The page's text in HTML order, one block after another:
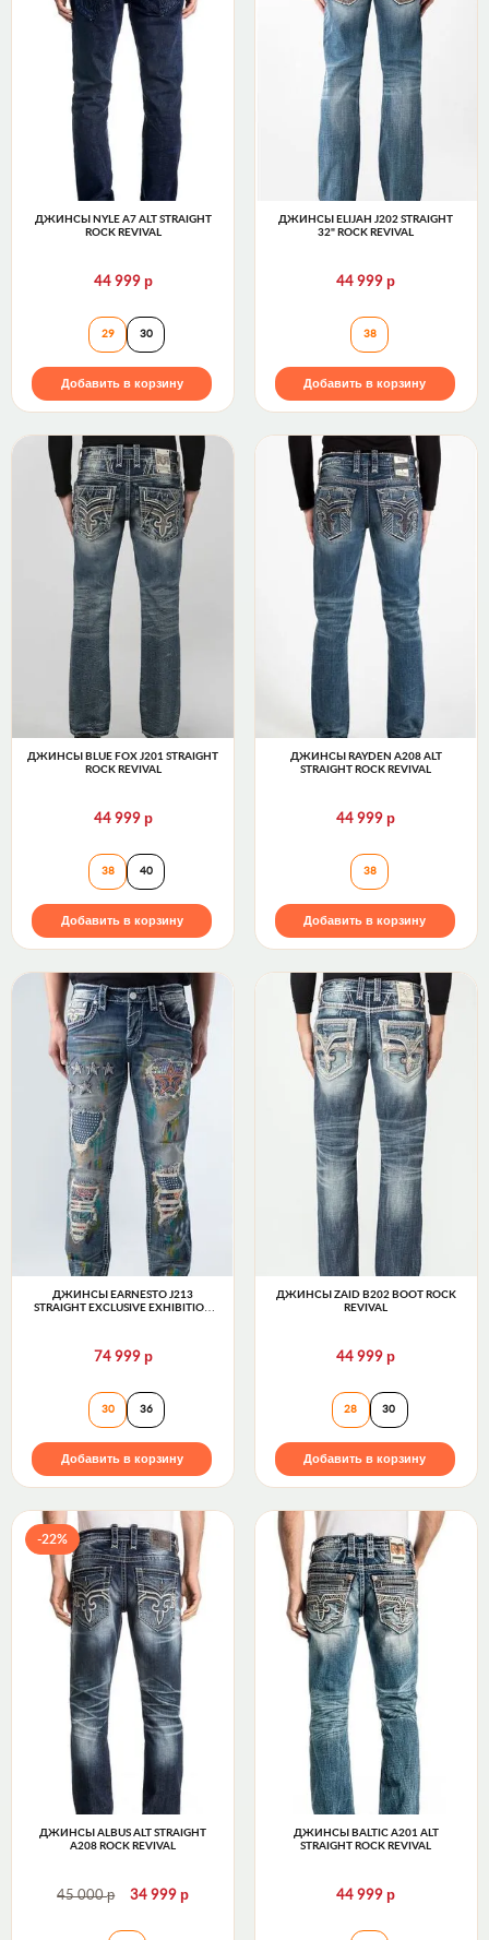
ДЖИНСЫ NYLE A7 ALT STRAIGHT
ROCK REVIVAL
44 999 р
Джинсы NYLE A7 ALT STRAIGHT Rock Revival
29 30
Добавить в корзину
ДЖИНСЫ ELIJAH J202 STRAIGHT
32" ROCK REVIVAL
44 999р
Джинсы ELIJAH
38
Добавить в корзину
ДЖИНСЫ BLUE FOX J201 STRAIGHT
ROCK REVIVAL
44 999 р
Джинсы BLUE FOX J201 STRAIGHT Rock Revival
38 40
Добавить в корзину
ДЖИНСЫ RAYDEN A208 ALT
STRAIGHT ROCK REVIVAL
44 999р
Джинсы RAYDEN
38
Добавить в корзину
ДЖИНСЫ EARNESTO J213
STRAIGHT EXCLUSIVE EXHIBITION
74 999 р
Джинсы EARNESTO J213 STRAIGHT EXCLUSIVE
30 36
Добавить в корзину
ДЖИНСЫ ZAID B202 BOOT ROCK
REVIVAL
44 999р
Джинсы ZAID
28 30
Добавить в корзину
-22%
ДЖИНСЫ ALBUS ALT STRAIGHT
A208 ROCK REVIVAL
45 000р 34 999р
Джинсы ALBUS ALT STRAIGHT A208 Rock Revival
ДЖИНСЫ BALTIC A201 ALT
STRAIGHT ROCK REVIVAL
44 999р
Джинсы BALTIC